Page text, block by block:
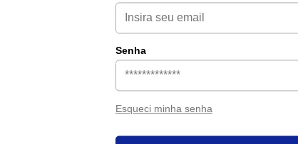
Senha
Esqueci minha senha